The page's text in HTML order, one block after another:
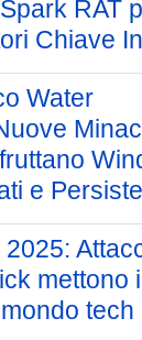
RAT
Chiave
Water
e
mettono
tech